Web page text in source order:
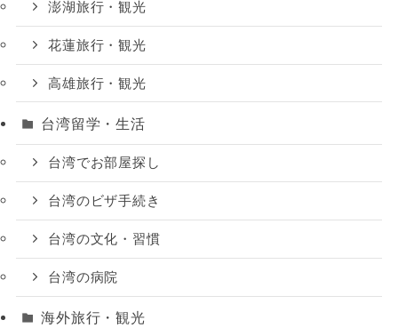
澎湖旅行・観光
花蓮旅行・観光
高雄旅行・観光
台湾留学・生活
台湾でお部屋探し
台湾のビザ手続き
台湾の文化・習慣
台湾の病院
海外旅行・観光